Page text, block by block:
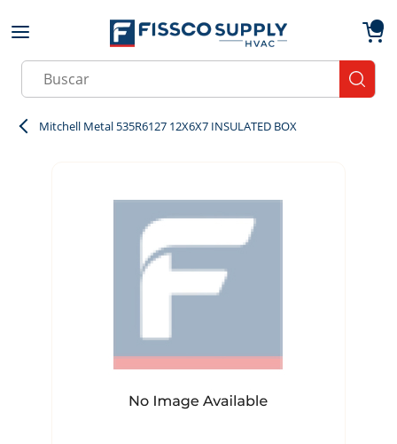
Skip to main content
Site Search
Mitchell Metal 535R6127 12X6X7 INSULATED BOX